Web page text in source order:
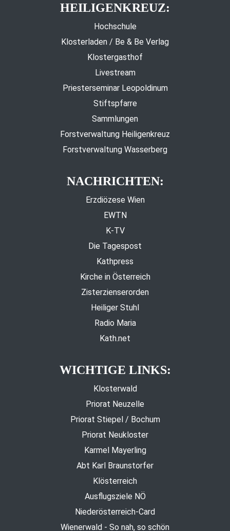
HEILIGENKREUZ:
Hochschule
Klosterladen / Be & Be Verlag
Klostergasthof
Livestream
Priesterseminar Leopoldinum
Stiftspfarre
Sammlungen
Forstverwaltung Heiligenkreuz
Forstverwaltung Wasserberg
NACHRICHTEN:
Erzdiözese Wien
EWTN
K-TV
Die Tagespost
Kathpress
Kirche in Österreich
Zisterzienserorden
Heiliger Stuhl
Radio Maria
Kath.net
WICHTIGE LINKS:
Klosterwald
Priorat Neuzelle
Priorat Stiepel / Bochum
Priorat Neukloster
Karmel Mayerling
Abt Karl Braunstorfer
Klösterreich
Ausflugsziele NÖ
Niederösterreich-Card
Wienerwald - So nah, so schön